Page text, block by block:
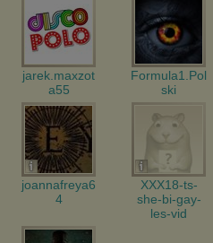
jarek.maxzot
a55
Formula1.Pol
ski
joannafreya6
4
XXX18-ts-
she-bi-gay-
les-vid